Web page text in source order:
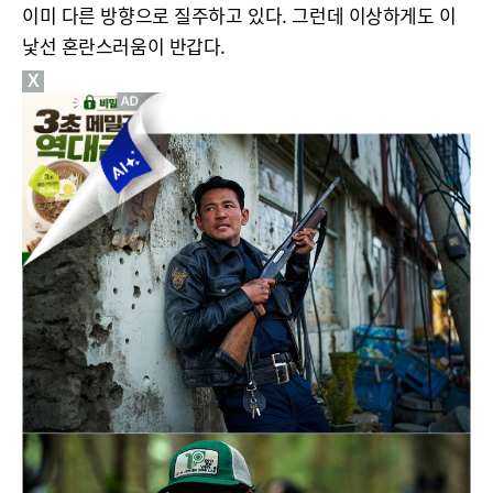
이미 다른 방향으로 질주하고 있다. 그런데 이상하게도 이
낯선 혼란스러움이 반갑다.
X